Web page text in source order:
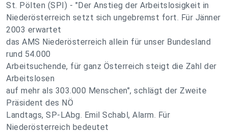
St. Pölten (SPI) - "Der Anstieg der Arbeitslosigkeit in
Niederösterreich setzt sich ungebremst fort. Für Jänner
2003 erwartet
das AMS Niederösterreich allein für unser Bundesland
rund 54.000
Arbeitsuchende, für ganz Österreich steigt die Zahl der
Arbeitslosen
auf mehr als 303.000 Menschen", schlägt der Zweite
Präsident des NÖ
Landtags, SP-LAbg. Emil Schabl, Alarm. Für
Niederösterreich bedeutet